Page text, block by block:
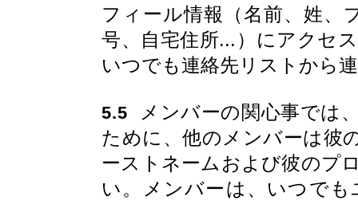
フィール情報（名前、姓、
号、自宅住所...）にアクセ
いつでも連絡先リストから
5.5 メンバーの関心事では
ために、他のメンバーは彼
ーストネームおよび彼のプ
い。メンバーは、いつで